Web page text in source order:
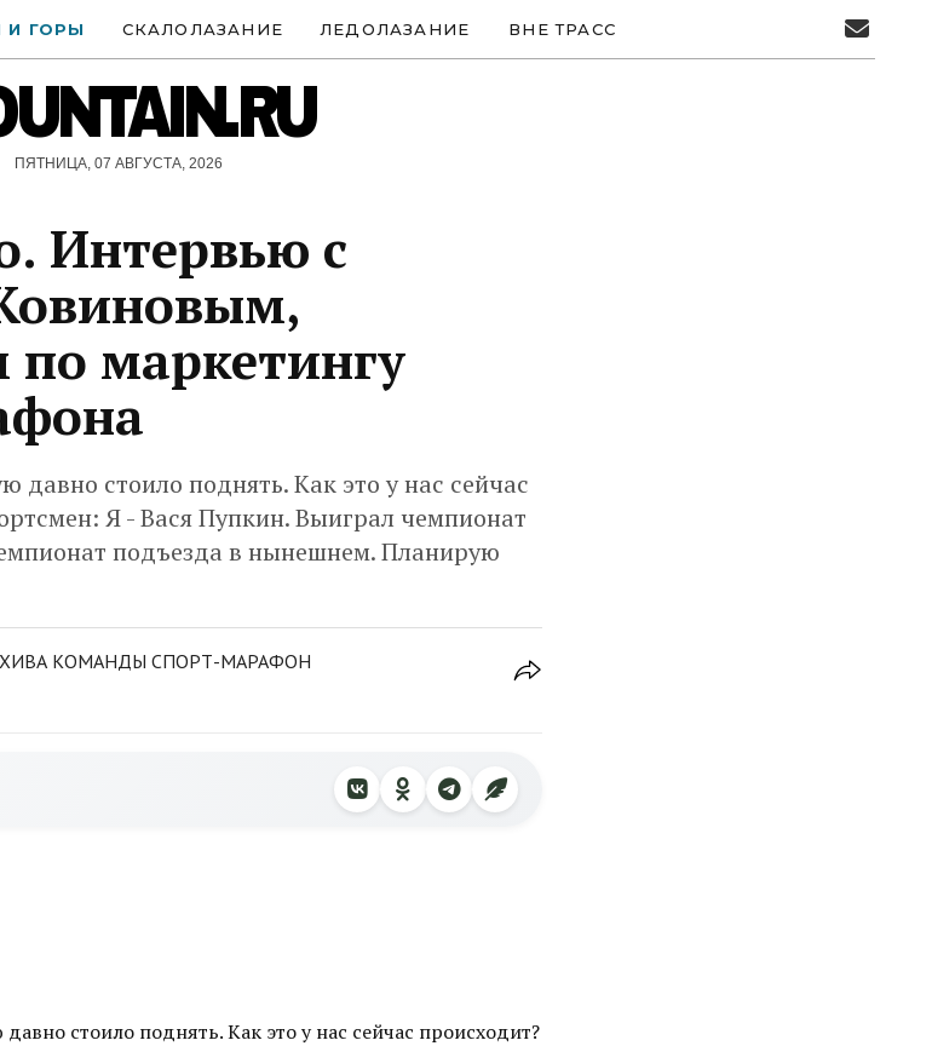
ГОРЫ СКАЛОЛАЗАНИЕ ЛЕДОЛАЗАНИЕ ВНЕ ТРАСС
ПЯТНИЦА, 07 АВГУСТА, 2026
Интервью с
маркетингу
давно стоило поднять. Как это у нас сейчас
Я - Вася Пупкин. Выиграл чемпионат
подъезда в нынешнем. Планирую
КОМАНДЫ СПОРТ-МАРАФОН
стоило поднять. Как это у нас сейчас происходит?